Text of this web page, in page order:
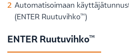
Automatisoimaan
(ENTER Ruutuvihko™)
ENTER Ruutuvihko™